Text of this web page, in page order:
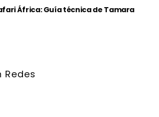
África: Guía técnica de Tamara
Redes